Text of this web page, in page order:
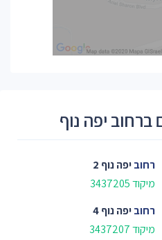
ברחוב יפה נוף
רחוביפה נוף 2
מיקוד 3437205
רחוביפה נוף 4
מיקוד 3437207